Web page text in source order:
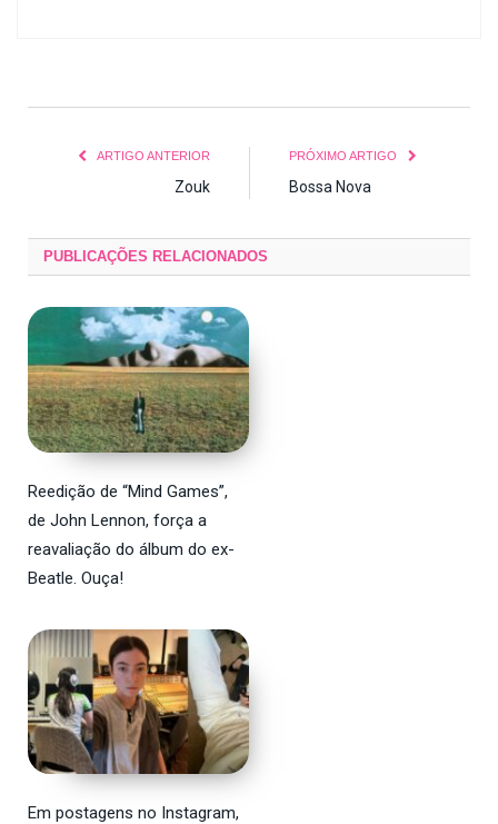
ARTIGO ANTERIOR
Zouk
PRÓXIMO ARTIGO
Bossa Nova
PUBLICAÇÕES RELACIONADOS
Reedição de “Mind Games”,
de John Lennon, força a
reavaliação do álbum do ex-
Beatle. Ouça!
Em postagens no Instagram,